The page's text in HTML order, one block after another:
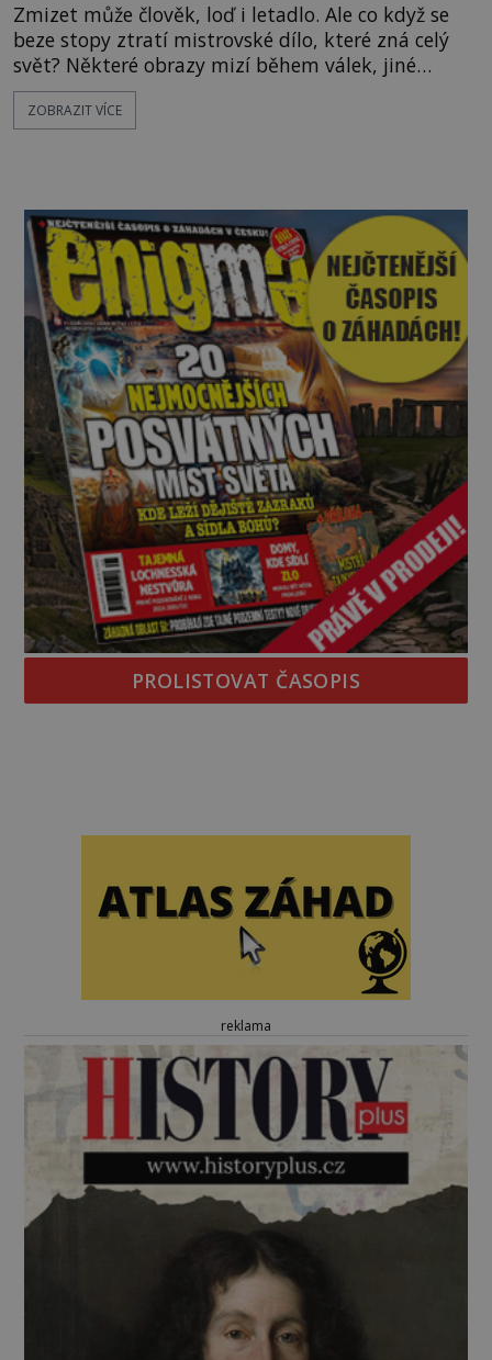
Zmizet může člověk, loď i letadlo. Ale co když se
beze stopy ztratí mistrovské dílo, které zná celý
svět? Některé obrazy mizí během válek, jiné
ukradou profesionální zloději a další jako by se
doslova propadly do země. Přestože po nich pátrají
loupež
ZOBRAZIT VÍCE
PROLISTOVAT ČASOPIS
reklama